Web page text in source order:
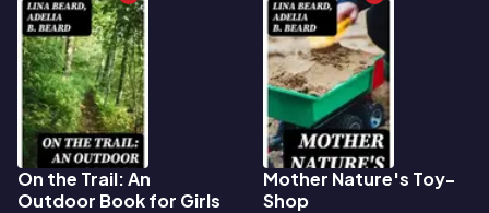
E-book
On the Trail: An
Outdoor Book for Girls
E-book
Mother Nature's Toy-
Shop